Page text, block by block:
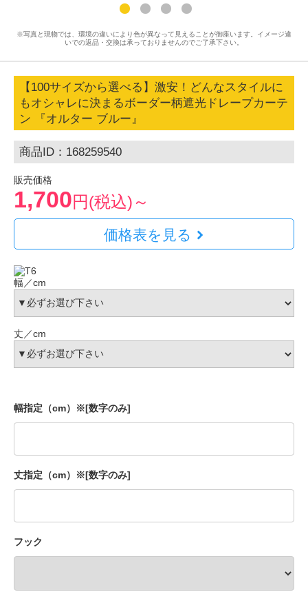
※写真と現物では、環境の違いにより色が異なって見えることが御座います。イメージ違
いでの返品・交換は承っておりませんのでご了承下さい。
【100サイズから選べる】激安！どんなスタイルに
もオシャレに決まるボーダー柄遮光ドレープカーテ
ン 『オルター ブルー』
商品ID：168259540
販売価格
1,700円(税込)～
価格表を見る
幅／cm
丈／cm
幅指定（cm）※[数字のみ]
丈指定（cm）※[数字のみ]
フック